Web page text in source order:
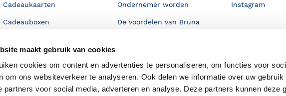
maakt gebruik van cookies
cookies om content en advertenties te personaliseren, om functies voor
om ons websiteverkeer te analyseren. Ook delen we informatie over uw
partners voor social media, adverteren en analyse. Deze partners kunnen deze
Cadeaukaarten
Cadeauboxen
Ondernemer worden
De voordelen van Bruna
Blog
Discriminerende boeken
Instagram